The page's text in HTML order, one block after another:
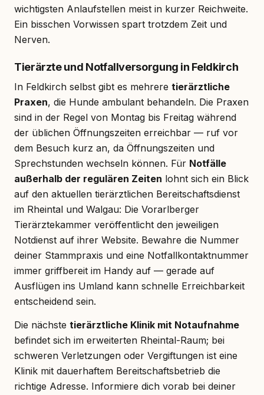
wichtigsten Anlaufstellen meist in kurzer Reichweite.
Ein bisschen Vorwissen spart trotzdem Zeit und
Nerven.
Tierärzte und Notfallversorgung in Feldkirch
In Feldkirch selbst gibt es mehrere tierärztliche
Praxen, die Hunde ambulant behandeln. Die Praxen
sind in der Regel von Montag bis Freitag während
der üblichen Öffnungszeiten erreichbar — ruf vor
dem Besuch kurz an, da Öffnungszeiten und
Sprechstunden wechseln können. Für Notfälle
außerhalb der regulären Zeiten lohnt sich ein Blick
auf den aktuellen tierärztlichen Bereitschaftsdienst
im Rheintal und Walgau: Die Vorarlberger
Tierärztekammer veröffentlicht den jeweiligen
Notdienst auf ihrer Website. Bewahre die Nummer
deiner Stammpraxis und eine Notfallkontaktnummer
immer griffbereit im Handy auf — gerade auf
Ausflügen ins Umland kann schnelle Erreichbarkeit
entscheidend sein.
Die nächste tierärztliche Klinik mit Notaufnahme
befindet sich im erweiterten Rheintal-Raum; bei
schweren Verletzungen oder Vergiftungen ist eine
Klinik mit dauerhaftem Bereitschaftsbetrieb die
richtige Adresse. Informiere dich vorab bei deiner